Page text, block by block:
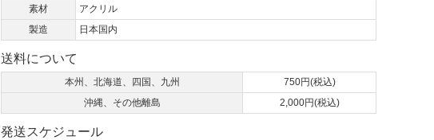
素材
アクリル
製造
日本国内
送料について
本州、北海道、四国、九州
750円(税込)
沖縄、その他離島
2,000円(税込)
発送スケジュール